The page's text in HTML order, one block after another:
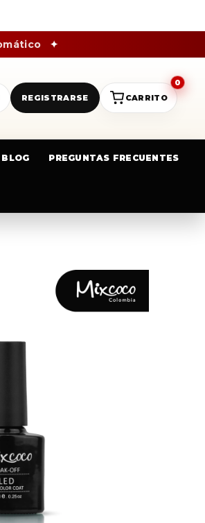
✦
REGISTRARSE
0
CARRITO
BLOG PREGUNTAS FRECUENTES